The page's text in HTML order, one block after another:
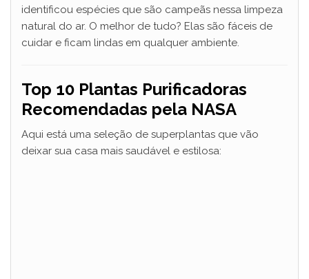
identificou espécies que são campeãs nessa limpeza
natural do ar. O melhor de tudo? Elas são fáceis de
cuidar e ficam lindas em qualquer ambiente.
Top 10 Plantas Purificadoras
Recomendadas pela NASA
Aqui está uma seleção de superplantas que vão
deixar sua casa mais saudável e estilosa: